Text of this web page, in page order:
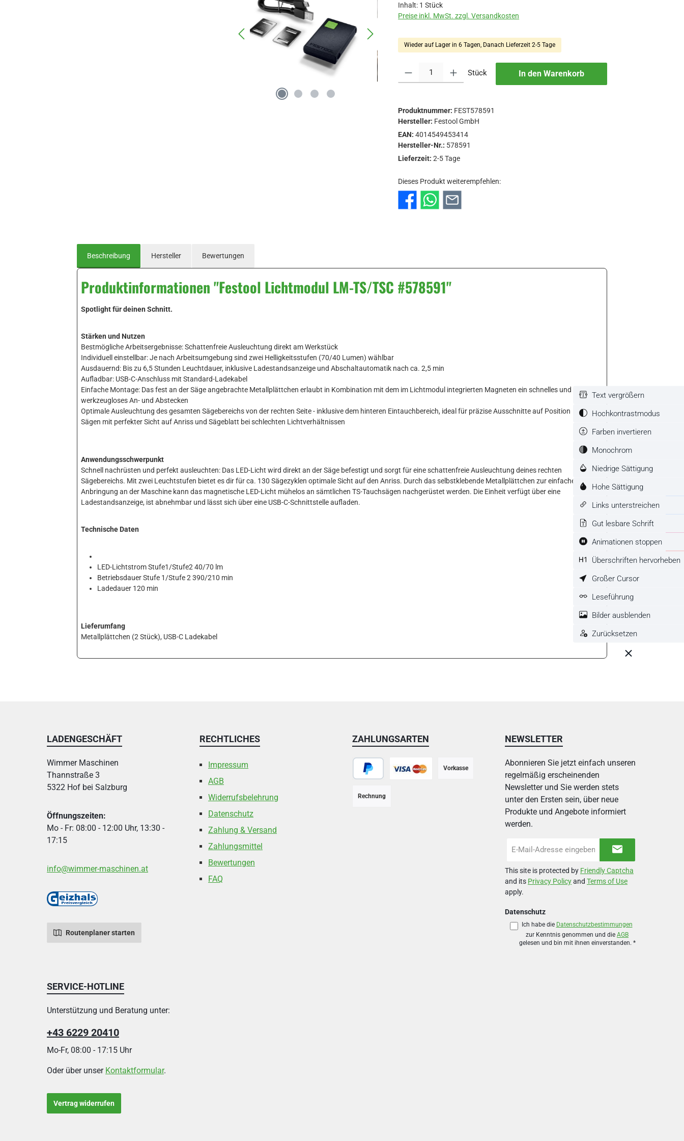
Inhalt: 1 Stück
Preise inkl. MwSt. zzgl. Versandkosten
Wieder auf Lager in 6 Tagen, Danach Lieferzeit 2-5 Tage
Produkt Anzahl: Gib den gewünschten Wert ein oder benutze die Schaltflächen um die
Stück In den Warenkorb
Produktnummer: FEST578591
Hersteller: Festool GmbH
EAN:4014549453414
Hersteller-Nr.: 578591
Lieferzeit:2-5 Tage
Dieses Produkt weiterempfehlen:
Beschreibung Hersteller Bewertungen
Produktinformationen "Festool Lichtmodul LM-TS/TSC #578591"
Spotlight für deinen Schnitt.
Stärken und Nutzen
Bestmögliche Arbeitsergebnisse: Schattenfreie Ausleuchtung direkt am Werkstück
Individuell einstellbar: Je nach Arbeitsumgebung sind zwei Helligkeitsstufen (70/40 Lumen) wählbar
Ausdauernd: Bis zu 6,5 Stunden Leuchtdauer, inklusive Ladestandsanzeige und Abschaltautomatik nach ca. 2,5 min
Aufladbar: USB-C-Anschluss mit Standard-Ladekabel
Einfache Montage: Das fest an der Säge angebrachte Metallplättchen erlaubt in Kombination mit dem im Lichtmodul integrierten Magneten ein schnelles und
werkzeugloses An- und Abstecken
Optimale Ausleuchtung des gesamten Sägebereichs von der rechten Seite - inklusive dem hinteren Eintauchbereich, ideal für präzise Ausschnitte auf Position
Sägen mit perfekter Sicht auf Anriss und Sägeblatt bei schlechten Lichtverhältnissen
Anwendungsschwerpunkt
Schnell nachrüsten und perfekt ausleuchten: Das LED-Licht wird direkt an der Säge befestigt und sorgt für eine schattenfreie Ausleuchtung deines rechten
Sägebereichs. Mit zwei Leuchtstufen bietet es dir für ca. 130 Sägezyklen optimale Sicht auf den Anriss. Durch das selbstklebende Metallplättchen zur einfachen
Anbringung an der Maschine kann das magnetische LED-Licht mühelos an sämtlichen TS-Tauchsägen nachgerüstet werden. Die Einheit verfügt über eine
Ladestandsanzeige, ist abnehmbar und lässt sich über eine USB-C-Schnittstelle aufladen.
Technische Daten
LED-Lichtstrom Stufe1/Stufe2 40/70 lm
Betriebsdauer Stufe 1/Stufe 2 390/210 min
Ladedauer 120 min
Lieferumfang
Metallplättchen (2 Stück), USB-C Ladekabel
LADENGESCHÄFT
Wimmer Maschinen
Thannstraße 3
5322 Hof bei Salzburg
Öffnungszeiten:
Mo - Fr: 08:00 - 12:00 Uhr, 13:30 -
17:15
info@wimmer-maschinen.at
Routenplaner starten
RECHTLICHES
Impressum
AGB
Widerrufsbelehrung
Datenschutz
Zahlung & Versand
Zahlungsmittel
Bewertungen
FAQ
ZAHLUNGSARTEN
Vorkasse
Rechnung
NEWSLETTER
Abonnieren Sie jetzt einfach unseren
regelmäßig erscheinenden
Newsletter und Sie werden stets
unter den Ersten sein, über neue
Produkte und Angebote informiert
werden.
Mail-
*
This site is protected by Friendly Captcha
and its Privacy Policyand Terms of Use
apply.
Datenschutz
Ich habe die Datenschutzbestimmungen
zur Kenntnis genommen und die AGB
gelesen und bin mit ihnen einverstanden. *
SERVICE-HOTLINE
Unterstützung und Beratung unter:
+43 6229 20410
Mo-Fr, 08:00 - 17:15 Uhr
Oder über unser Kontaktformular.
Vertrag widerrufen
Text vergrößern
Hochkontrastmodus
Farben invertieren
Monochrom
Niedrige Sättigung
Hohe Sättigung
Links unterstreichen
Gut lesbare Schrift
Animationen stoppen
Überschriften hervorheben
Großer Cursor
Leseführung
Bilder ausblenden
Zurücksetzen